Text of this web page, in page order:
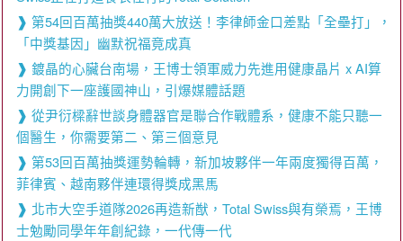
第54回百萬抽獎440萬大放送！李律師金口差點「全壘打」，
「中獎基因」幽默祝福竟成真
鍍晶的心臟台南場，王博士領軍威力先進用健康晶片 x AI算
力開創下一座護國神山，引爆媒體話題
從尹衍樑辭世談身體器官是聯合作戰體系，健康不能只聽一
個醫生，你需要第二、第三個意見
第53回百萬抽獎運勢輪轉，新加坡夥伴一年兩度獨得百萬，
菲律賓、越南夥伴連環得獎成黑馬
北市大空手道隊2026再造新猷，Total Swiss與有榮焉，王博
士勉勵同學年年創紀錄，一代傳一代